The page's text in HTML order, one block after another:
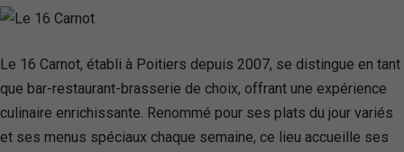
Le 16 Carnot, établi à Poitiers depuis 2007, se distingue en tant
que bar-restaurant-brasserie de choix, offrant une expérience
culinaire enrichissante. Renommé pour ses plats du jour variés
et ses menus spéciaux chaque semaine, ce lieu accueille ses